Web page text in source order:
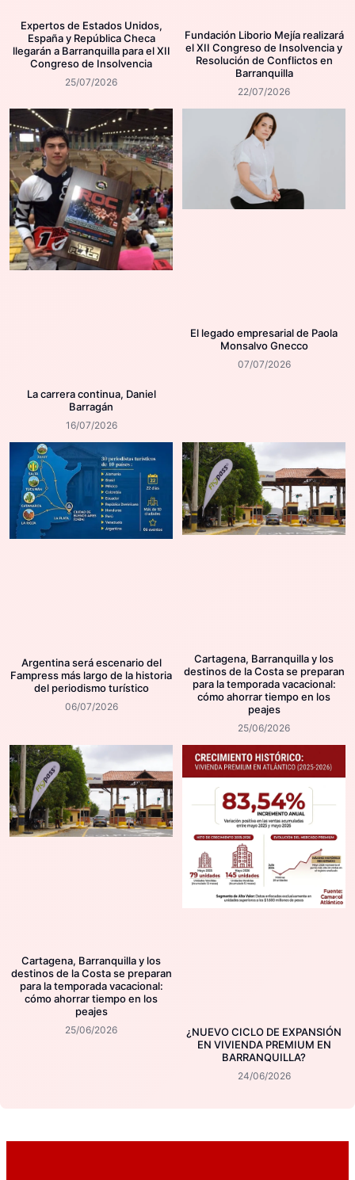
Expertos de Estados Unidos,
España y República Checa
llegarán a Barranquilla para el XII
Congreso de Insolvencia
25/07/2026
Fundación Liborio Mejía realizará
el XII Congreso de Insolvencia y
Resolución de Conflictos en
Barranquilla
22/07/2026
La carrera continua, Daniel
Barragán
16/07/2026
El legado empresarial de Paola
Monsalvo Gnecco
07/07/2026
Argentina será escenario del
Fampress más largo de la historia
del periodismo turístico
06/07/2026
Cartagena, Barranquilla y los
destinos de la Costa se preparan
para la temporada vacacional:
cómo ahorrar tiempo en los
peajes
25/06/2026
Cartagena, Barranquilla y los
destinos de la Costa se preparan
para la temporada vacacional:
cómo ahorrar tiempo en los
peajes
25/06/2026
¿NUEVO CICLO DE EXPANSIÓN
EN VIVIENDA PREMIUM EN
BARRANQUILLA?
24/06/2026